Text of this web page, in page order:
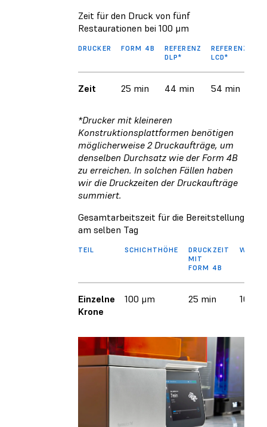
Zeit für den Druck von fünf
Restaurationen bei 100 μm
DRUCKER FORM 4B
REFERENZ
DLP*
REFERENZ
LCD*
Zeit 25 min 44 min 54 min
*Drucker mit kleineren
Konstruktionsplattformen benötigen
möglicherweise 2 Druckaufträge, um
denselben Durchsatz wie der Form 4B
zu erreichen. In solchen Fällen haben
wir die Druckzeiten der Druckaufträge
summiert.
Gesamtarbeitszeit für die Bereitstellung
am selben Tag
TEIL SCHICHTHÖHE
DRUCKZEIT
MIT
FORM 4B
Einzelne
Krone
100 μm 25 min 10 min